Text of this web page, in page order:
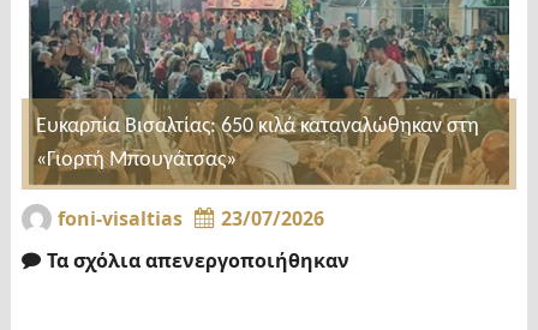
Ευκαρπία Βισαλτίας: 650 κιλά καταναλώθηκαν στη
«Γιορτή Μπουγάτσας»
foni-visaltias
23/07/2026
Τα σχόλια απενεργοποιήθηκαν